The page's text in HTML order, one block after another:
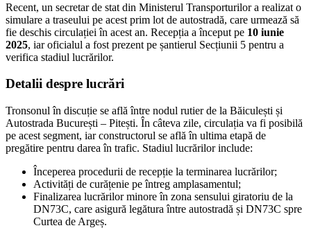
Recent, un secretar de stat din Ministerul Transporturilor a realizat o
simulare a traseului pe acest prim lot de autostradă, care urmează să
fie deschis circulației în acest an. Recepția a început pe 10 iunie
2025, iar oficialul a fost prezent pe șantierul Secțiunii 5 pentru a
verifica stadiul lucrărilor.
Detalii despre lucrări
Tronsonul în discuție se află între nodul rutier de la Băiculești și
Autostrada București – Pitești. În câteva zile, circulația va fi posibilă
pe acest segment, iar constructorul se află în ultima etapă de
pregătire pentru darea în trafic. Stadiul lucrărilor include:
Începerea procedurii de recepție la terminarea lucrărilor;
Activități de curățenie pe întreg amplasamentul;
Finalizarea lucrărilor minore în zona sensului giratoriu de la
DN73C, care asigură legătura între autostradă și DN73C spre
Curtea de Argeș.